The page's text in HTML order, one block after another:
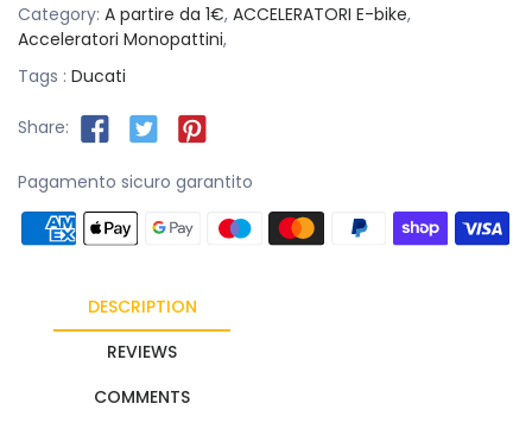
Category: A partire da 1€, ACCELERATORI E-bike,
Acceleratori Monopattini,
Tags : Ducati
Share:
Pagamento sicuro garantito
DESCRIPTION
REVIEWS
COMMENTS